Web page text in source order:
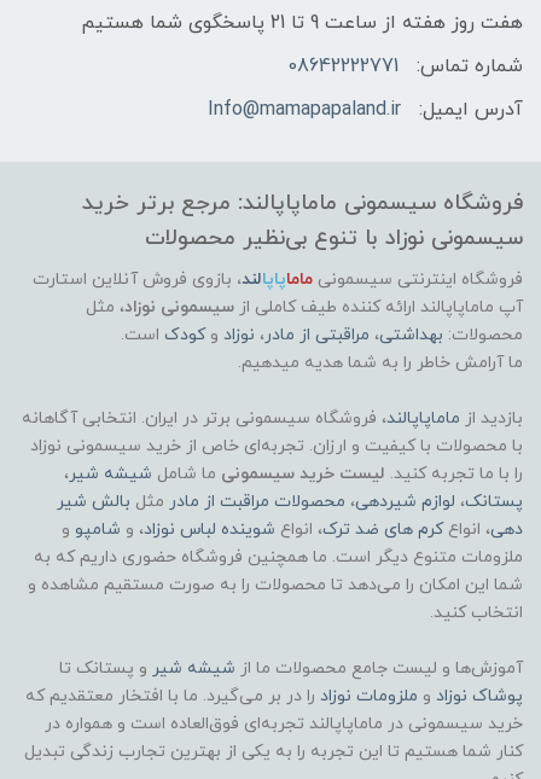
هفت روز هفته از ساعت 9 تا 21 پاسخگوی شما هستیم
شماره تماس:
08642222771
آدرس ایمیل:
Info@mamapapaland.ir
فروشگاه سیسمونی ماماپاپالند: مرجع برتر خرید
سیسمونی نوزاد با تنوع بی‌نظیر محصولات
فروشگاه اینترنتی سیسمونی ماماپاپالند، بازوی فروش آنلاین استارت
آپ ماماپاپالند ارائه کننده طیف کاملی از سیسمونی نوزاد، مثل
محصولات: بهداشتی، مراقبتی از مادر، نوزاد وکودک است.
ما آرامش خاطر را به شما هدیه میدهیم.
بازدید از ماماپاپالند، فروشگاه سیسمونی برتر در ایران. انتخابی آگاهانه
با محصولات با کیفیت و ارزان. تجربه‌ای خاص از خرید سیسمونی نوزاد
را با ما تجربه کنید. لیست خرید سیسمونی ما شامل شیشه شیر،
پستانک، لوازم شیردهی، محصولات مراقبت از مادر مثل بالش شیر
دهی، انواعکرم های ضد ترک، انواع شوینده لباس نوزاد، و شامپو و
ملزومات متنوع دیگر است. ما همچنین فروشگاه حضوری داریم که به
شما این امکان را می‌دهد تا محصولات را به صورت مستقیم مشاهده و
انتخاب کنید.
آموزش‌ها و لیست جامع محصولات ما از شیشه شیر و پستانک تا
پوشاک نوزاد و ملزومات نوزاد را در بر می‌گیرد. ما با افتخار معتقدیم که
خرید سیسمونی در ماماپاپالند تجربه‌ای فوق‌العاده است و همواره در
کنار شما هستیم تا این تجربه را به یکی از بهترین تجارب زندگی تبدیل